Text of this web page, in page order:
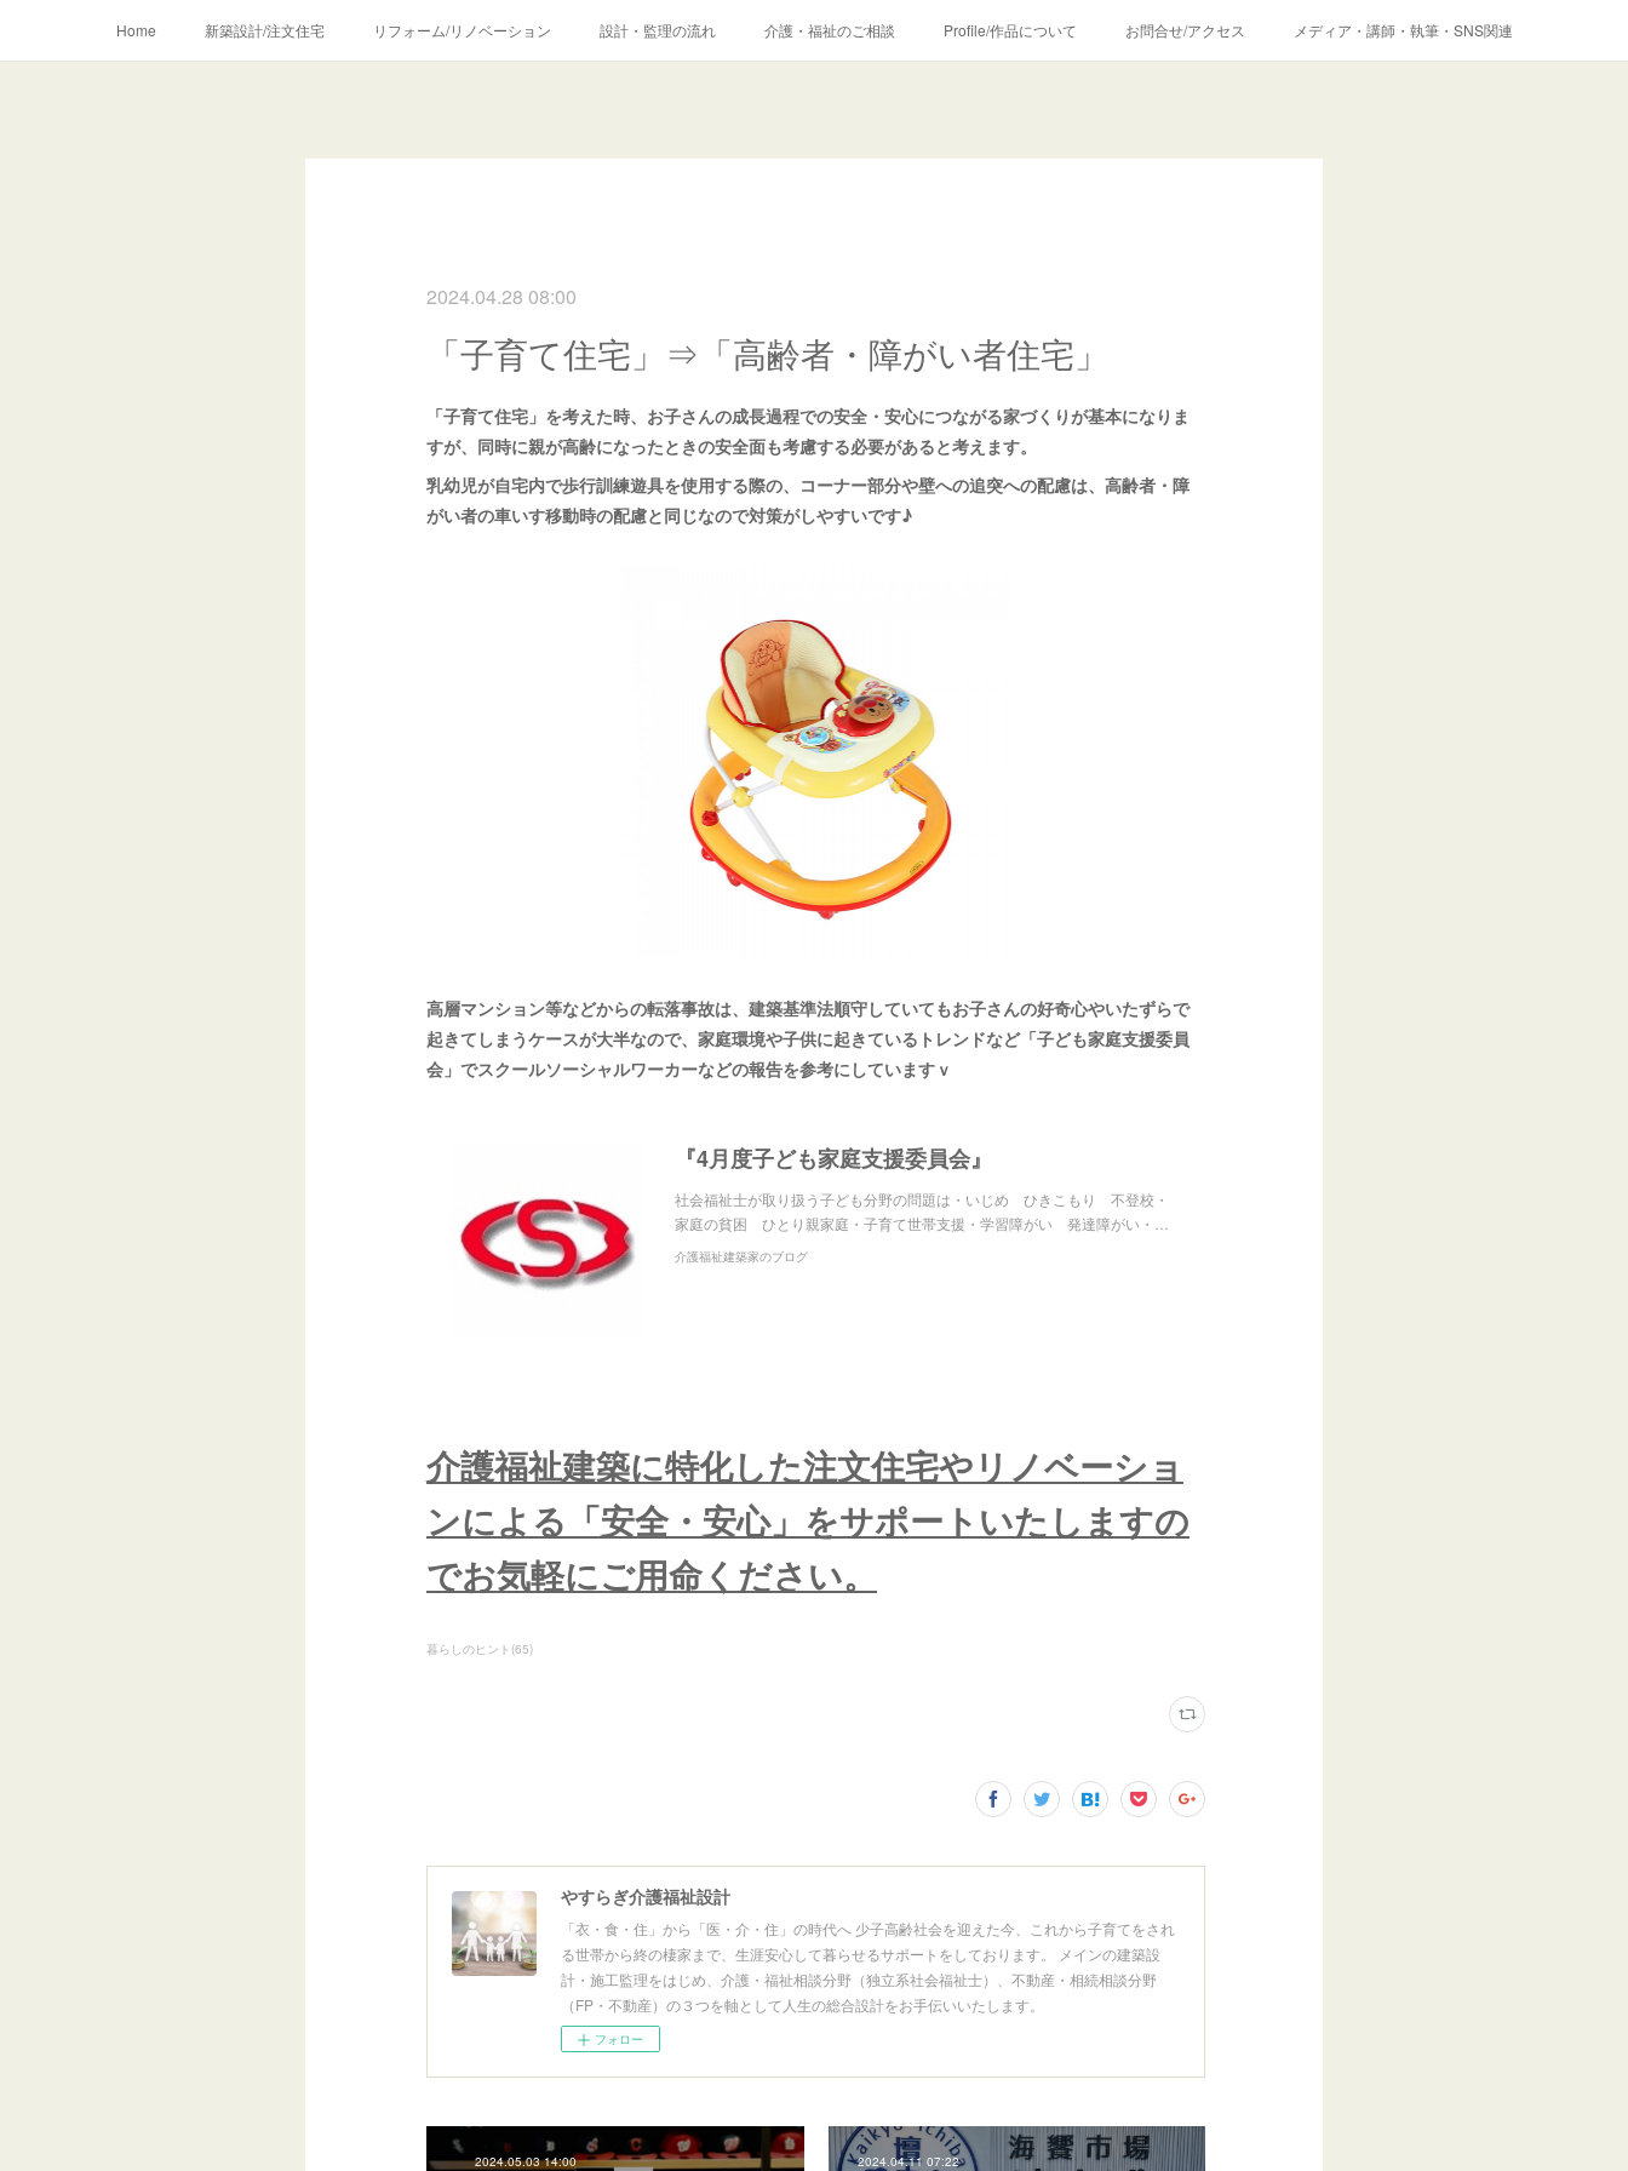
Home 新築設計/注文住宅 リフォーム/リノベーション 設計・監理の流れ 介護・福祉のご相談 Profile/作品について お問合せ/アクセス メディア・講師・執筆・SNS関連
2024.04.28 08:00
「子育て住宅」⇒「高齢者・障がい者住宅」
「子育て住宅」を考えた時、お子さんの成長過程での安全・安心につながる家づくりが基本になりま
すが、同時に親が高齢になったときの安全面も考慮する必要があると考えます。
乳幼児が自宅内で歩行訓練遊具を使用する際の、コーナー部分や壁への追突への配慮は、高齢者・障
がい者の車いす移動時の配慮と同じなので対策がしやすいです♪
高層マンション等などからの転落事故は、建築基準法順守していてもお子さんの好奇心やいたずらで
起きてしまうケースが大半なので、家庭環境や子供に起きているトレンドなど「子ども家庭支援委員
会」でスクールソーシャルワーカーなどの報告を参考にしていますｖ
『4月度子ども家庭支援委員会』
社会福祉士が取り扱う子ども分野の問題は・いじめ ひきこもり 不登校・
家庭の貧困 ひとり親家庭・子育て世帯支援・学習障がい 発達障がい・…
介護福祉建築家のブログ
介護福祉建築に特化した注文住宅やリノベーショ
ンによる「安全・安心」をサポートいたしますの
でお気軽にご用命ください。
暮らしのヒント (65)
やすらぎ介護福祉設計
「衣・食・住」から「医・介・住」の時代へ 少子高齢社会を迎えた今、これから子育てをされ
る世帯から終の棲家まで、生涯安心して暮らせるサポートをしております。 メインの建築設
計・施工監理をはじめ、介護・福祉相談分野（独立系社会福祉士）、不動産・相続相談分野
（FP・不動産）の３つを軸として人生の総合設計をお手伝いいたします。
フォロー
2024.05.03 14:00 2024.04.11 07:22